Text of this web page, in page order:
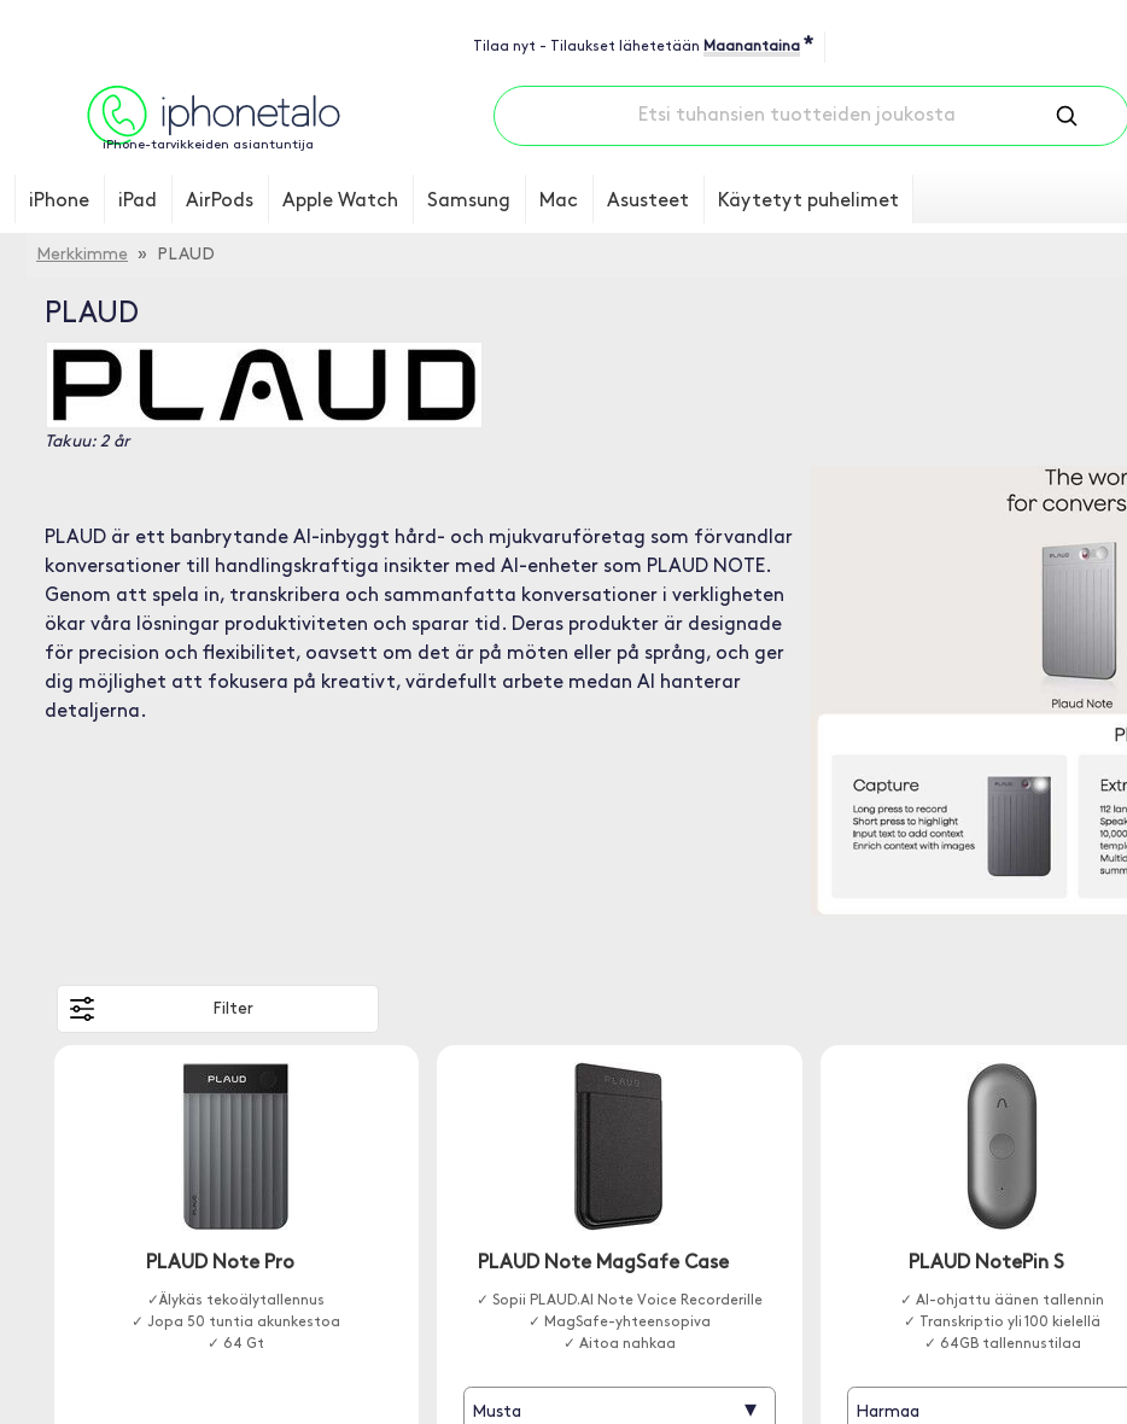
Tilaa nyt - Tilaukset lähetetään Maanantaina *
iPhone-tarvikkeiden asiantuntija
iPhone iPad AirPods Apple Watch Samsung Mac Asusteet Käytetyt puhelimet
Merkkimme » PLAUD
PLAUD
Takuu: 2 år
PLAUD är ett banbrytande AI-inbyggt hård- och mjukvaruföretag som förvandlar
konversationer till handlingskraftiga insikter med AI-enheter som PLAUD NOTE.
Genom att spela in, transkribera och sammanfatta konversationer i verkligheten
ökar våra lösningar produktiviteten och sparar tid. Deras produkter är designade
för precision och flexibilitet, oavsett om det är på möten eller på språng, och ger
dig möjlighet att fokusera på kreativt, värdefullt arbete medan AI hanterar
detaljerna.
Filter
PLAUD Note Pro
✓Älykäs tekoälytallennus
✓ Jopa 50 tuntia akunkestoa
✓ 64 Gt
PLAUD Note MagSafe Case
✓ Sopii PLAUD.AI Note Voice Recorderille
✓ MagSafe-yhteensopiva
✓ Aitoa nahkaa
Musta ▾
PLAUD NotePin S
✓ AI-ohjattu äänen tallennin
✓ Transkriptio yli 100 kielellä
✓ 64GB tallennustilaa
Harmaa